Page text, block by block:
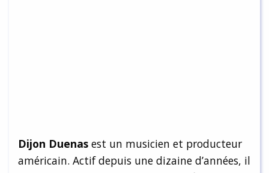
Dijon Duenas est un musicien et producteur
américain. Actif depuis une dizaine d’années, il